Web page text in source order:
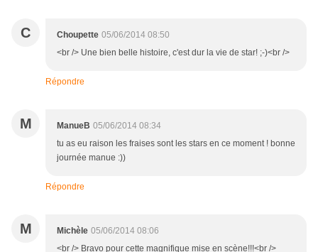
C Choupette 05/06/2014 08:50
<br /> Une bien belle histoire, c'est dur la vie de star! ;-)<br />
Répondre
M ManueB 05/06/2014 08:34
tu as eu raison les fraises sont les stars en ce moment ! bonne
journée manue :))
Répondre
M Michèle 05/06/2014 08:06
<br /> Bravo pour cette magnifique mise en scène!!!<br />